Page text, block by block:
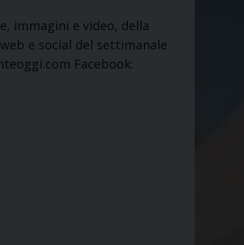
immagini e video, della
e social del settimanale
Facebook: